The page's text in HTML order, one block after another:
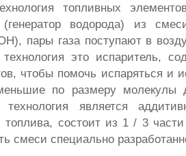
топливных
(генератор водорода) из
пары газа поступают в
технология это испаритель,
чтобы помочь испаряться и
по размеру молекулы
технология является
топлива, состоит из 1 / 3
смеси специально